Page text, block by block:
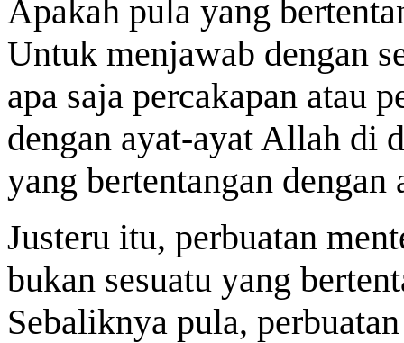
Apakah pula yang
Untuk menjawab dengan
apa saja percakapan atau
dengan ayat-ayat Allah di
yang bertentangan dengan
Justeru itu, perbuatan
bukan sesuatu yang
Sebaliknya pula,